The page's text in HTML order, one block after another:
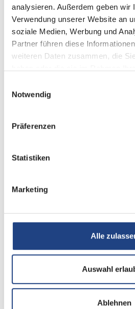
analysieren. Außerdem geben wir
Verwendung unserer Website an
soziale Medien, Werbung und
Partner führen diese
weiteren Daten zusammen, die
Notwendig
Präferenzen
Statistiken
Marketing
Alle
Auswahl
Ablehnen
GFK-Dach
Markise
Rahmenfenster
Vorzeltleuchte
Fahrersitz drehbar
Klimaanlage FH manuell